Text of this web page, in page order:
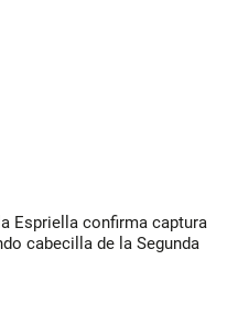
Espriella confirma captura
cabecilla de la Segunda